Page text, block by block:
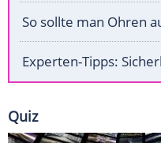
So sollte man Ohren
Experten-Tipps:
Quiz